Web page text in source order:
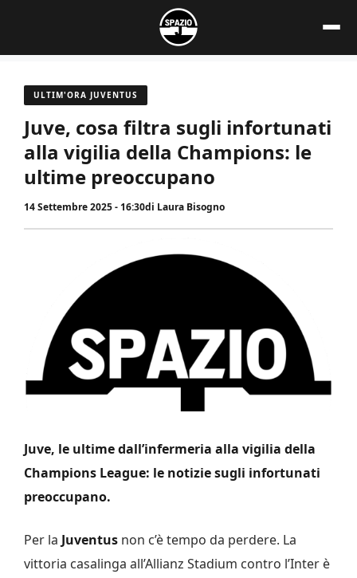
contenuto
ULTIM'ORA JUVENTUS
Juve, cosa filtra sugli infortunati
alla vigilia della Champions: le
ultime preoccupano
14 Settembre 2025 - 16:30di Laura Bisogno
Juve, le ultime dall’infermeria alla vigilia della
Champions League: le notizie sugli infortunati
preoccupano.
Per la Juventus non c’è tempo da perdere. La
vittoria casalinga all’Allianz Stadium contro l’Inter è